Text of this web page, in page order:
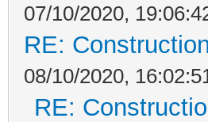
07/10/2020,
RE:
08/10/2020,
RE: